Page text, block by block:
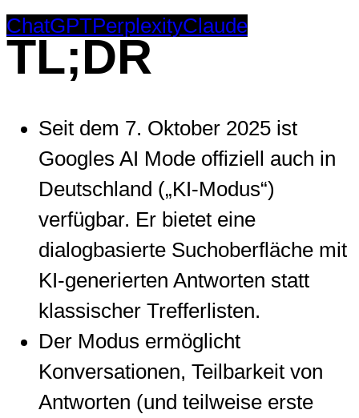
ChatGPTPerplexityClaude
TL;DR
Seit dem 7. Oktober 2025 ist
Googles AI Mode offiziell auch in
Deutschland („KI-Modus“)
verfügbar. Er bietet eine
dialogbasierte Suchoberfläche mit
KI-generierten Antworten statt
klassischer Trefferlisten.
Der Modus ermöglicht
Konversationen, Teilbarkeit von
Antworten (und teilweise erste